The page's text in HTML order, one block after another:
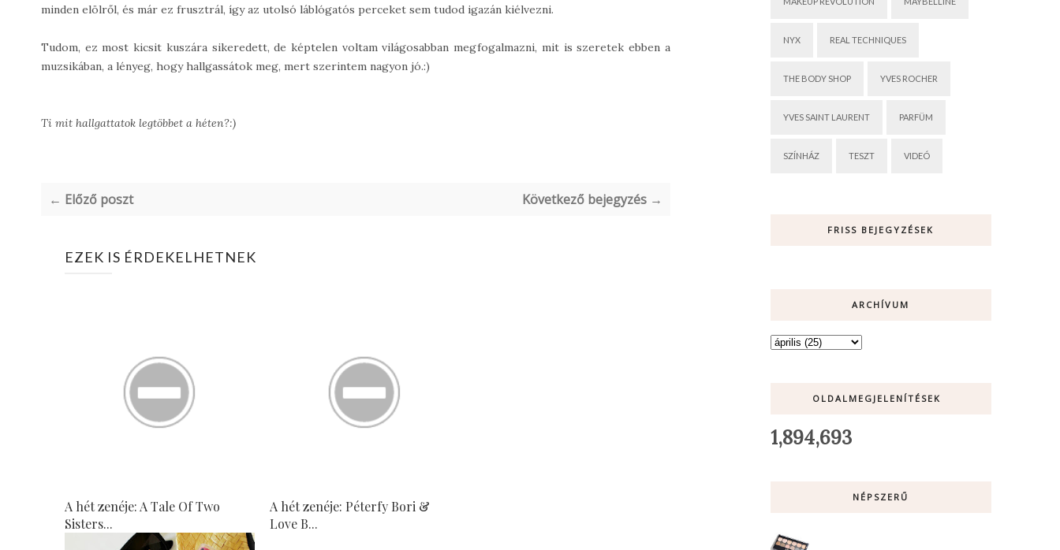
minden elölről, és már ez frusztrál, így az utolsó láblógatós perceket sem tudod igazán kiélvezni.
Tudom, ez most kicsit kuszára sikeredett, de képtelen voltam világosabban megfogalmazni, mit is szeretek ebben a
muzsikában, a lényeg, hogy hallgassátok meg, mert szerintem nagyon jó.:)
Ti mit hallgattatok legtöbbet a héten?:)
← Előző poszt Következő bejegyzés →
EZEK IS ÉRDEKELHETNEK
A hét zenéje: A Tale Of Two
Sisters...
A hét zenéje: Péterfy Bori &
Love B...
NYX REAL TECHNIQUES
THE BODY SHOP YVES ROCHER
YVES SAINT LAURENT PARFÜM
SZÍNHÁZ TESZT VIDEÓ
FRISS BEJEGYZÉSEK
ARCHÍVUM
OLDALMEGJELENÍTÉSEK
1,894,693
NÉPSZERŰ